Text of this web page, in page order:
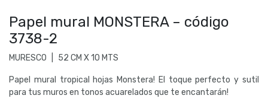
Papel mural MONSTERA – código
3738-2
MURESCO 52 CM X 10 MTS
Papel mural tropical hojas Monstera! El toque perfecto y sutil
para tus muros en tonos acuarelados que te encantarán!